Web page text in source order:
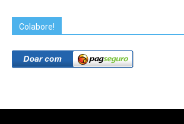
Colabore!